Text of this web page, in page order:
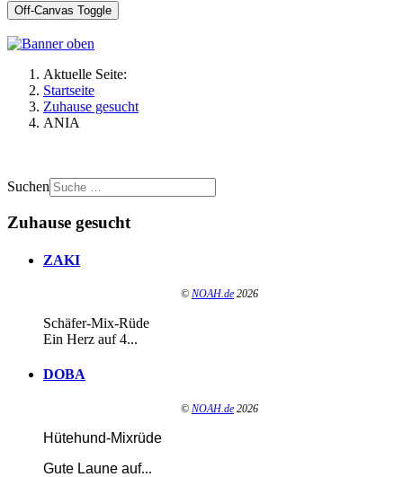
Off-Canvas Toggle
Aktuelle Seite:
Startseite
Zuhause gesucht
ANIA
Suchen
Zuhause gesucht
ZAKI
© NOAH.de 2026
Schäfer-Mix-Rüde
Ein Herz auf 4...
DOBA
© NOAH.de 2026
Hütehund-Mixrüde
Gute Laune auf...